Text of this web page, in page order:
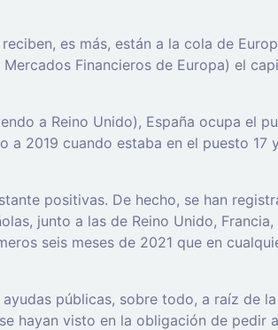
es más, están a la cola de
Financieros de Europa) el
a Reino Unido), España ocupa el
2019 cuando estaba en el puesto 17
positivas. De hecho, se han
junto a las de Reino Unido, Francia,
seis meses de 2021 que en
públicas, sobre todo, a raíz de
hayan visto en la obligación de pedir